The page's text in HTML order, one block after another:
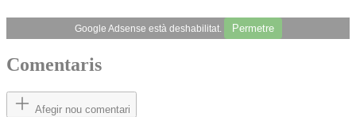
Google Adsense està deshabilitat. Permetre
Comentaris
Afegir nou comentari